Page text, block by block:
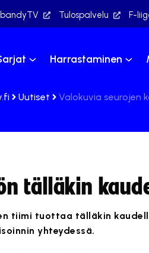
Tulospalvelu F-
Harrastaminen
Uutiset Valokuvia seurojen
tälläkin
tiimi tuottaa tälläkin
yhteydessä.